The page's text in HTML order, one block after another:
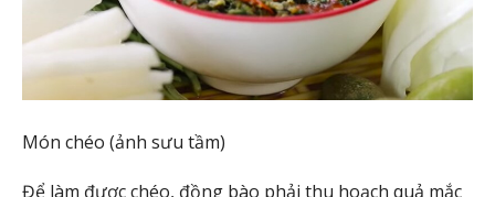
Món chéo (ảnh sưu tầm)
Để làm được chéo, đồng bào phải thu hoạch quả mắc